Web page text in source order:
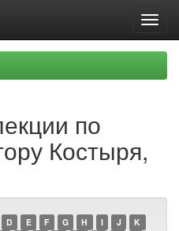
по
Костыря,
D E F G H I J
K